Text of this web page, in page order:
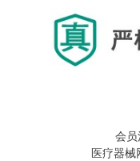
会
医疗器